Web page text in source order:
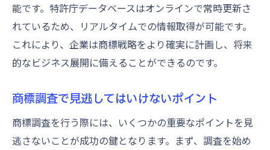
能です。特許庁データベースはオンラインで常時更新さ
れているため、リアルタイムでの情報取得が可能です。
これにより、企業は商標戦略をより確実に計画し、将来
的なビジネス展開に備えることができるのです。
商標調査で見逃してはいけないポイント
商標調査を行う際には、いくつかの重要なポイントを見
逃さないことが成功の鍵となります。まず、調査を始め